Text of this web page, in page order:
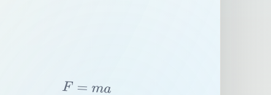
F =ma